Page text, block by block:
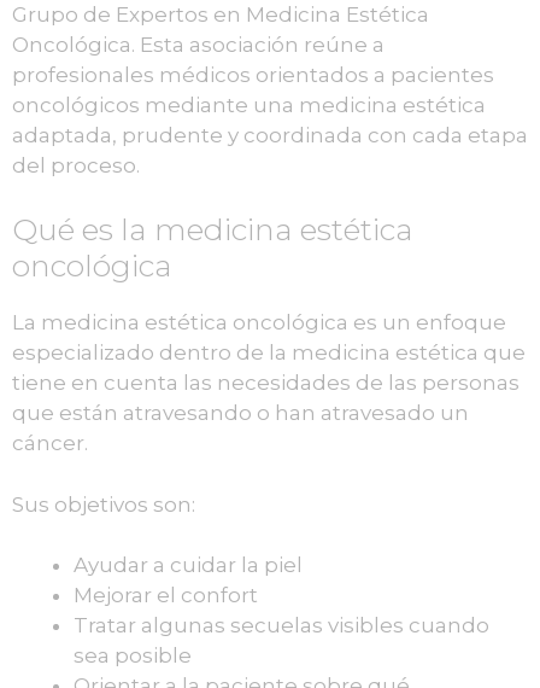
Grupo de Expertos en Medicina Estética
Oncológica. Esta asociación reúne a
profesionales médicos orientados a pacientes
oncológicos mediante una medicina estética
adaptada, prudente y coordinada con cada etapa
del proceso.
Qué es la medicina estética
oncológica
La medicina estética oncológica es un enfoque
especializado dentro de la medicina estética que
tiene en cuenta las necesidades de las personas
que están atravesando o han atravesado un
cáncer.
Sus objetivos son:
Ayudar a cuidar la piel
Mejorar el confort
Tratar algunas secuelas visibles cuando
sea posible